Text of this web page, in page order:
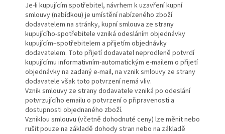
Je-li kupujícím spotřebitel, návrhem k uzavření kupní
smlouvy (nabídkou) je umístění nabízeného zboží
dodavatelem na stránky, kupní smlouva ze strany
kupujícího-spotřebitele vzniká odesláním objednávky
kupujícím–spotřebitelem a přijetím objednávky
dodavatelem. Toto přijetí dodavatel neprodleně potvrdí
kupujícímu informativním-automatickým e-mailem o přijetí
objednávky na zadaný e-mail, na vznik smlouvy ze strany
dodavatele však toto potvrzení nemá vliv.
Vznik smlouvy ze strany dodavatele vzniká po odeslání
potvrzujícího emailu o potvrzení o připravenosti a
dostupnosti objednaného zboží.
Vzniklou smlouvu (včetně dohodnuté ceny) lze měnit nebo
rušit pouze na základě dohody stran nebo na základě